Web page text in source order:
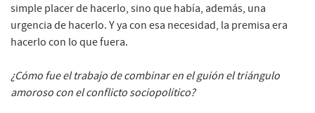
simple placer de hacerlo, sino que había, además, una
urgencia de hacerlo. Y ya con esa necesidad, la premisa era
hacerlo con lo que fuera.
¿Cómo fue el trabajo de combinar en el guión el triángulo
amoroso con el conflicto sociopolítico?